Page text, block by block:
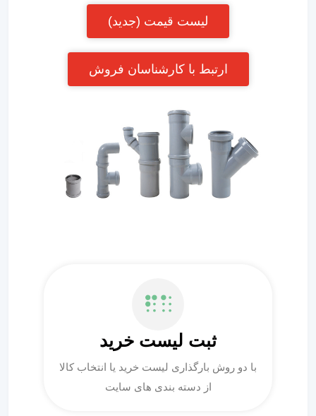
لیست قیمت (جدید)
ارتبط با کارشناسان فروش
ثبت لیست خرید
با دو روش بارگذاری لیست خرید یا انتخاب کالا
از دسته بندی های سایت